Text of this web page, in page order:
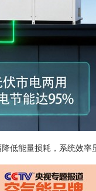
低能量损耗，系统效